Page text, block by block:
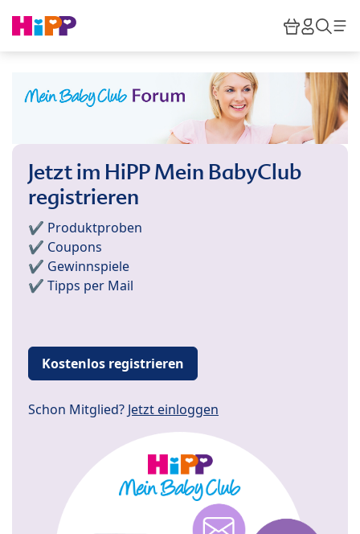
HiPP
Jetzt im HiPP Mein BabyClub
registrieren
✔️ Produktproben
✔️ Coupons
✔️ Gewinnspiele
✔️ Tipps per Mail
Kostenlos registrieren
Schon Mitglied? Jetzt einloggen